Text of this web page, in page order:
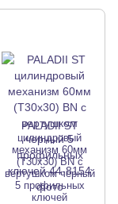
PALADII ST
цилиндровый
механизм 60мм
(T30x30) BN с
вертушком черный
5 профильных
ключей